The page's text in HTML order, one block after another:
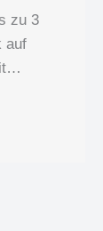
zu 3
auf